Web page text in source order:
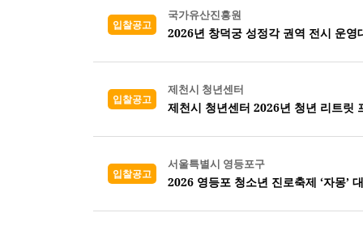
입찰공고
국가유산진흥원
2026년 창덕궁 성정각 권역 전시 운영
입찰공고
제천시 청년센터
제천시 청년센터 2026년 청년 리트릿
입찰공고
서울특별시 영등포구
2026 영등포 청소년 진로축제 ‘자몽’